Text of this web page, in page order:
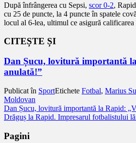
După înfrângerea cu Sepsi, scor 0-2,
cu 25 de puncte, la 4 puncte în spatele
locul al 6-lea, ultimul ce asigură
CITEȘTE ȘI
Dan Șucu, lovitură importantă
anulată!”
Publicat în SportEtichete Fotbal, Marius
Moldovan
Navigare
în
articole
Dan Șucu, lovitură importantă la Rapid:
Drăguș la Rapid. Impresarul fotbalistului
Pagini